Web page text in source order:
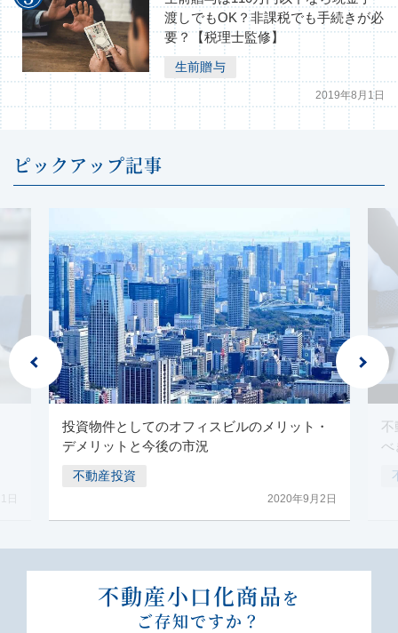
渡しでもOK？非課税でも手続きが必
要？【税理士監修】
生前贈与
2019年8月1日
ピックアップ記事
投資物件としてのオフィスビルのメリット・
デメリットと今後の市況
不動産投資
2020年9月2日
不
べ
不動産⼩⼝化商品を
ご存知ですか？